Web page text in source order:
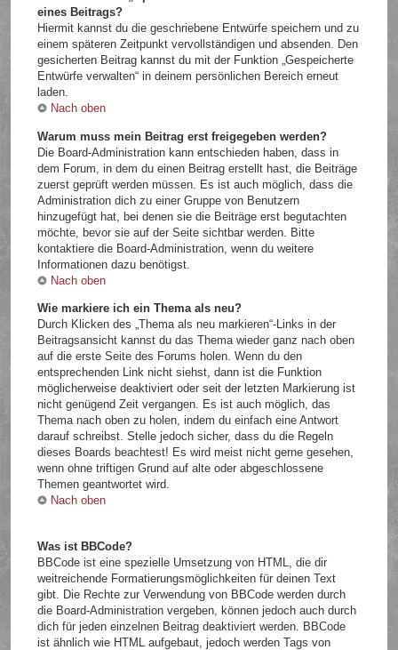
eines Beitrags?
Hiermit kannst du die geschriebene Entwürfe speichern und zu
einem späteren Zeitpunkt vervollständigen und absenden. Den
gesicherten Beitrag kannst du mit der Funktion „Gespeicherte
Entwürfe verwalten“ in deinem persönlichen Bereich erneut
laden.
Nach oben
Warum muss mein Beitrag erst freigegeben werden?
Die Board-Administration kann entschieden haben, dass in
dem Forum, in dem du einen Beitrag erstellt hast, die Beiträge
zuerst geprüft werden müssen. Es ist auch möglich, dass die
Administration dich zu einer Gruppe von Benutzern
hinzugefügt hat, bei denen sie die Beiträge erst begutachten
möchte, bevor sie auf der Seite sichtbar werden. Bitte
kontaktiere die Board-Administration, wenn du weitere
Informationen dazu benötigst.
Nach oben
Wie markiere ich ein Thema als neu?
Durch Klicken des „Thema als neu markieren“-Links in der
Beitragsansicht kannst du das Thema wieder ganz nach oben
auf die erste Seite des Forums holen. Wenn du den
entsprechenden Link nicht siehst, dann ist die Funktion
möglicherweise deaktiviert oder seit der letzten Markierung ist
nicht genügend Zeit vergangen. Es ist auch möglich, das
Thema nach oben zu holen, indem du einfach eine Antwort
darauf schreibst. Stelle jedoch sicher, dass du die Regeln
dieses Boards beachtest! Es wird meist nicht gerne gesehen,
wenn ohne triftigen Grund auf alte oder abgeschlossene
Themen geantwortet wird.
Nach oben
Was ist BBCode?
BBCode ist eine spezielle Umsetzung von HTML, die dir
weitreichende Formatierungsmöglichkeiten für deinen Text
gibt. Die Rechte zur Verwendung von BBCode werden durch
die Board-Administration vergeben, können jedoch auch durch
dich für jeden einzelnen Beitrag deaktiviert werden. BBCode
ist ähnlich wie HTML aufgebaut, jedoch werden Tags von